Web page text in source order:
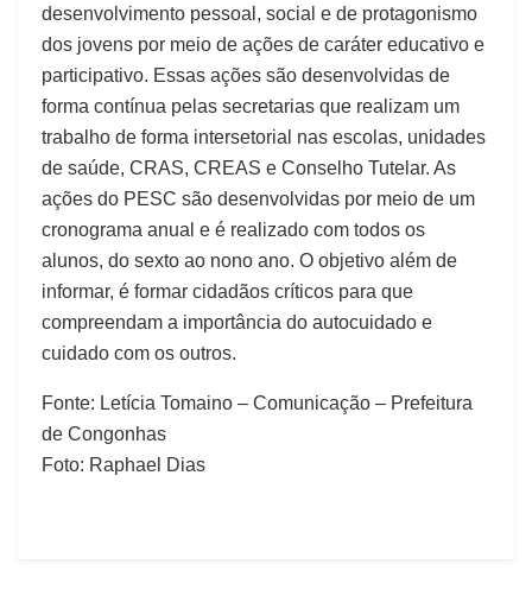
desenvolvimento pessoal, social e de protagonismo
dos jovens por meio de ações de caráter educativo e
participativo. Essas ações são desenvolvidas de
forma contínua pelas secretarias que realizam um
trabalho de forma intersetorial nas escolas, unidades
de saúde, CRAS, CREAS e Conselho Tutelar. As
ações do PESC são desenvolvidas por meio de um
cronograma anual e é realizado com todos os
alunos, do sexto ao nono ano. O objetivo além de
informar, é formar cidadãos críticos para que
compreendam a importância do autocuidado e
cuidado com os outros.
Fonte: Letícia Tomaino – Comunicação – Prefeitura
de Congonhas
Foto: Raphael Dias